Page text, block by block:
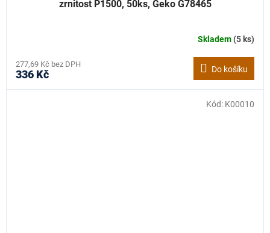
zrnitost P1500, 50ks, Geko G78465
Skladem(5 ks)
277,69 Kč bez DPH
336 Kč Do košíku
Kód: K00010